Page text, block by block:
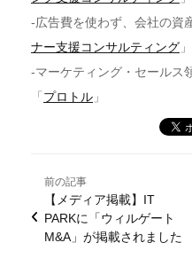
-広告費を使わず、会社の資
ナー支援コンサルティング 」
-マーケティング・セールス
「 プロトル 」
前の記事
【メディア掲載】IT
PARKに「ウィルゲート
M&A」が掲載されました